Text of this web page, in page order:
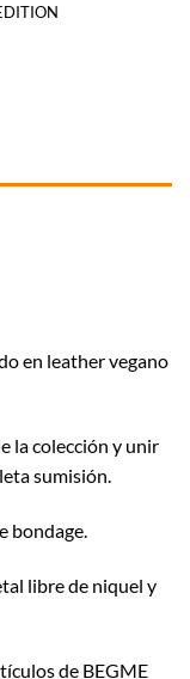
en leather vegano
la colección y unir
sumisión.
bondage.
libre de niquel y
de BEGME